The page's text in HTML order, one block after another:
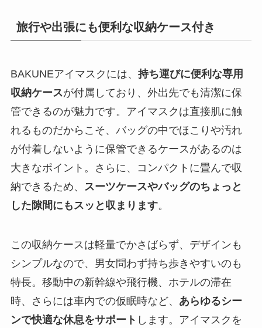
旅行や出張にも便利な収納ケース付き
BAKUNEアイマスクには、 持ち運びに便利な専用
収納ケースが付属しており、外出先でも清潔に保
管できるのが魅力です。アイマスクは直接肌に触
れるものだからこそ、バッグの中でほこりや汚れ
が付着しないように保管できるケースがあるのは
大きなポイント。さらに、コンパクトに畳んで収
納できるため、
スーツケースやバッグのちょっと
した隙間にもスッと収まります。
この収納ケースは軽量でかさばらず、デザインも
シンプルなので、男女問わず持ち歩きやすいのも
特長。移動中の新幹線や飛行機、ホテルの滞在
時、さらには車内での仮眠時など、 あらゆるシー
ンで快適な休息をサポート します。アイマスクを